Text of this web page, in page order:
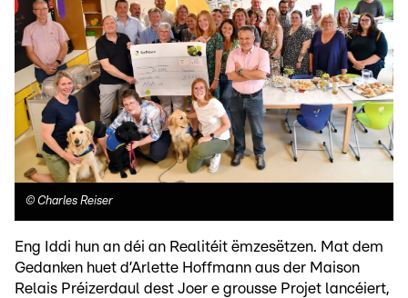
© Charles Reiser
Eng Iddi hun an déi an Realitéit ëmzesëtzen. Mat dem
Gedanken huet d’Arlette Hoffmann aus der Maison
Relais Préizerdaul dest Joer e grousse Projet lancéiert,